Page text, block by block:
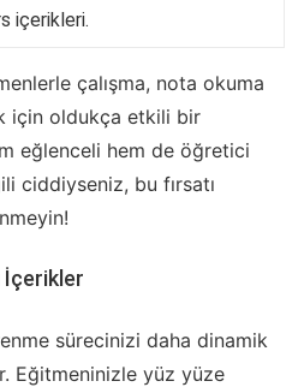
içerikleri.
çalışma, nota okuma
için oldukça etkili bir
eğlenceli hem de öğretici
ciddiyseniz, bu fırsatı
İçerikler
sürecinizi daha dinamik
Eğitmeninizle yüz yüze